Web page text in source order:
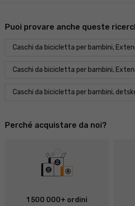
Puoi provare anche queste
Caschi da bicicletta per bambini,
Caschi da bicicletta per bambini,
Caschi da bicicletta per bambini,
Perché acquistare da noi?
1 500 000+ ordini